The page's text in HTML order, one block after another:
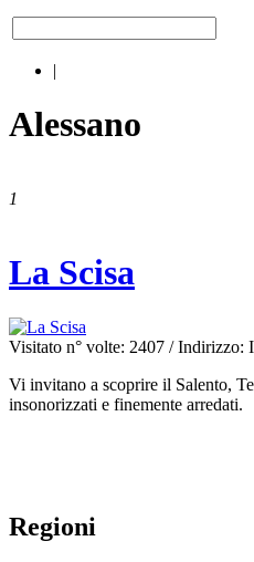
|
Alessano
1
La Scisa
Visitato n° volte: 2407 / Indirizzo:
Vi invitano a scoprire il Salento,
insonorizzati e finemente arredati.
Regioni